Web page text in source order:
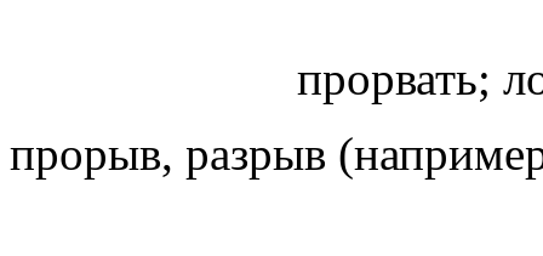
прорвать;
прорыв, разрыв